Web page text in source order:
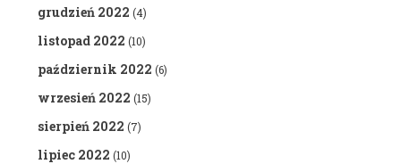
grudzień 2022 (4)
listopad 2022 (10)
październik 2022 (6)
wrzesień 2022 (15)
sierpień 2022 (7)
lipiec 2022 (10)